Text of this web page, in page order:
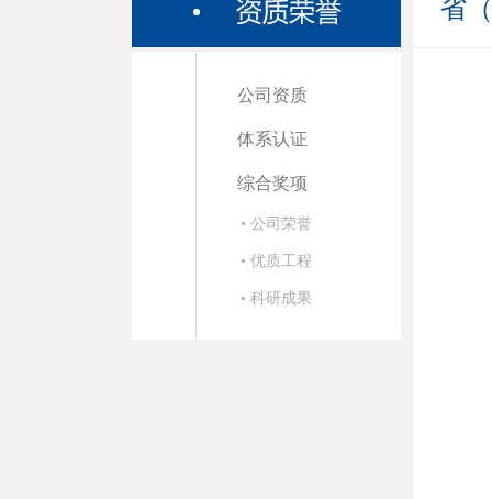
公司资质
体系认证
综合奖项
• 公司荣誉
• 优质工程
• 科研成果
省